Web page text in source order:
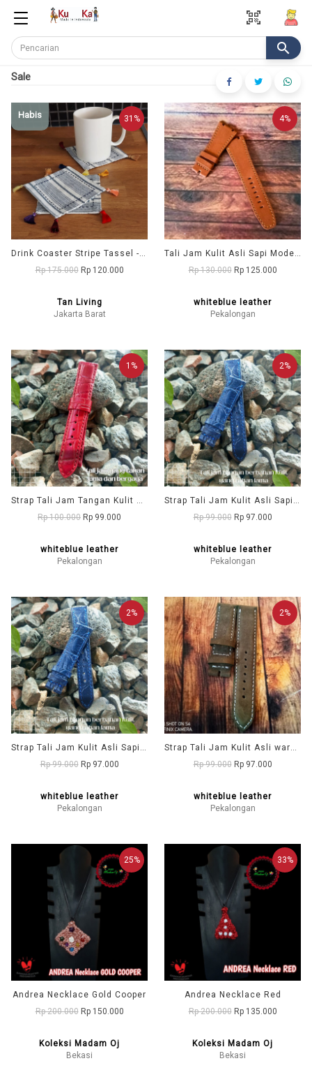
qr_code_scanner
search
Sale
31%
Habis
Drink Coaster Stripe Tassel - Navy
Rp 175.000 Rp 120.000
Tan Living
Jakarta Barat
4%
Tali Jam Kulit Asli Sapi Model AP Warna Hitam Garansi 1 Tahun
Rp 130.000 Rp 125.000
whiteblue leather
Pekalongan
1%
Strap Tali Jam Tangan Kulit Asli Sapi Motif Warna Merah- Nyaman dan Tahan Lama - Garansi 1 Tahun
Rp 100.000 Rp 99.000
whiteblue leather
Pekalongan
2%
Strap Tali Jam Kulit Asli Sapi Motif Warna Biru - Nyaman dan Tahan Lama - Garansi 1 Tahun
Rp 99.000 Rp 97.000
whiteblue leather
Pekalongan
2%
Strap Tali Jam Kulit Asli Sapi Motif Warna Biru - Nyaman dan Tahan Lama - Garansi 1 Tahun
Rp 99.000 Rp 97.000
whiteblue leather
Pekalongan
2%
Strap Tali Jam Kulit Asli warna hijau - Nyaman dan Tahan Lama - Garansi 1 Tahun
Rp 99.000 Rp 97.000
whiteblue leather
Pekalongan
25%
Andrea Necklace Gold Cooper
Rp 200.000 Rp 150.000
Koleksi Madam Oj
Bekasi
33%
Andrea Necklace Red
Rp 200.000 Rp 135.000
Koleksi Madam Oj
Bekasi